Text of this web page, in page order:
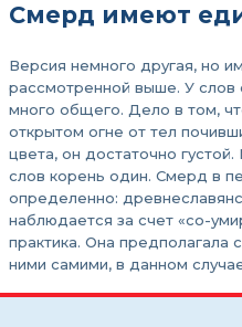
Смерд имеют
Версия немного другая, но
рассмотренной выше. У
много общего. Дело в том,
открытом огне от тел
цвета, он достаточно
слов корень один. Смерд в
определенно:
наблюдается за счет «со-
практика. Она предполагала
ними самими, в данном